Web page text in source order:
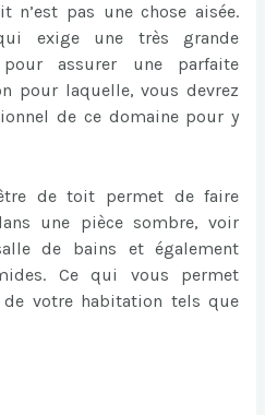
n’est pas une chose aisée.
exige une très grande
assurer une parfaite
pour laquelle, vous devrez
de ce domaine pour y
de toit permet de faire
une pièce sombre, voir
de bains et également
Ce qui vous permet
de votre habitation tels que